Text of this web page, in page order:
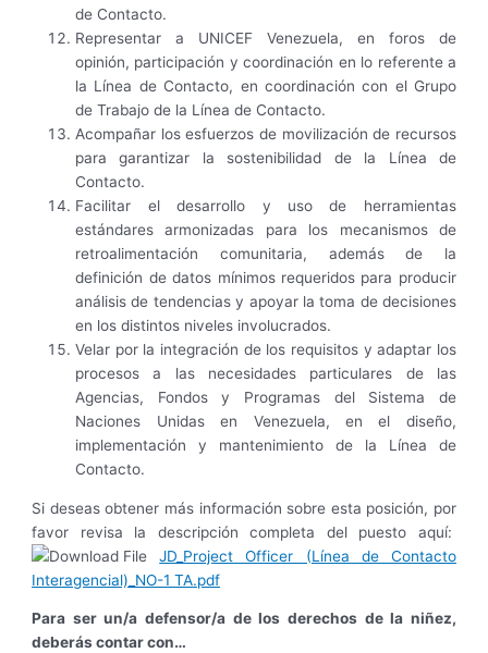
de Contacto.
Representar a UNICEF Venezuela, en foros de
opinión, participación y coordinación en lo referente a
la Línea de Contacto, en coordinación con el Grupo
de Trabajo de la Línea de Contacto.
Acompañar los esfuerzos de movilización de recursos
para garantizar la sostenibilidad de la Línea de
Contacto.
Facilitar el desarrollo y uso de herramientas
estándares armonizadas para los mecanismos de
retroalimentación comunitaria, además de la
definición de datos mínimos requeridos para producir
análisis de tendencias y apoyar la toma de decisiones
en los distintos niveles involucrados.
Velar por la integración de los requisitos y adaptar los
procesos a las necesidades particulares de las
Agencias, Fondos y Programas del Sistema de
Naciones Unidas en Venezuela, en el diseño,
implementación y mantenimiento de la Línea de
Contacto.
Si deseas obtener más información sobre esta posición, por
favor revisa la descripción completa del puesto aquí:
JD_Project Officer (Línea de Contacto
Interagencial)_NO-1 TA.pdf
Para ser un/a defensor/a de los derechos de la niñez,
deberás contar con…